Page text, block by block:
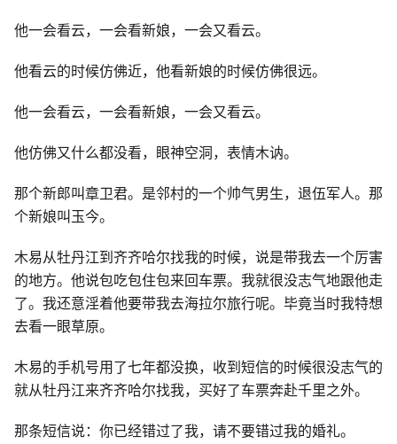
他一会看云，一会看新娘，一会又看云。
他看云的时候仿佛近，他看新娘的时候仿佛很远。
他一会看云，一会看新娘，一会又看云。
他仿佛又什么都没看，眼神空洞，表情木讷。
那个新郎叫章卫君。是邻村的一个帅气男生，退伍军人。那
个新娘叫玉今。
木易从牡丹江到齐齐哈尔找我的时候，说是带我去一个厉害
的地方。他说包吃包住包来回车票。我就很没志气地跟他走
了。我还意淫着他要带我去海拉尔旅行呢。毕竟当时我特想
去看一眼草原。
木易的手机号用了七年都没换，收到短信的时候很没志气的
就从牡丹江来齐齐哈尔找我，买好了车票奔赴千里之外。
那条短信说：你已经错过了我，请不要错过我的婚礼。